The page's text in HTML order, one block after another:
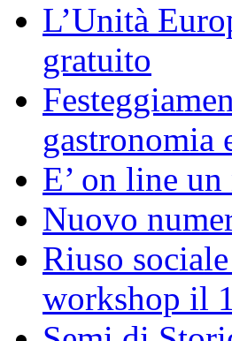
L’Unità
gratuito
gastronomia
E’ on line
Nuovo
Riuso
workshop il